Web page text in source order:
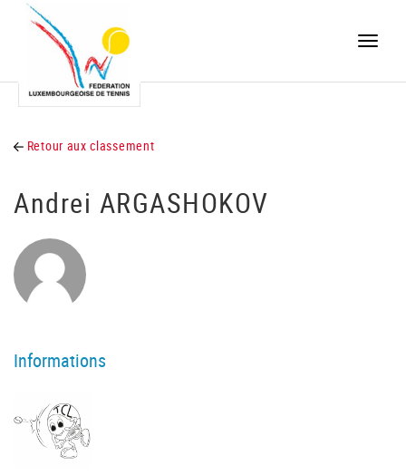
Toggle
Retour aux classement
Andrei ARGASHOKOV
Informations